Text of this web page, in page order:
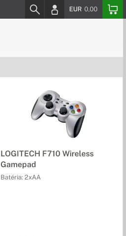
EUR 0,00
LOGITECH F710 Wireless
Gamepad
Batéria: 2xAA